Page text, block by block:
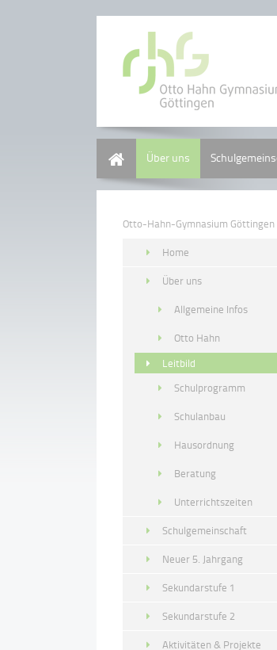
Über uns
Otto-Hahn-Gymnasium Göttingen
Home
Über uns
Allgemeine Infos
Otto Hahn
Leitbild
Schulprogramm
Schulanbau
Hausordnung
Beratung
Unterrichtszeiten
Schulgemeinschaft
Neuer 5. Jahrgang
Sekundarstufe 1
Sekundarstufe 2
Aktivitäten & Projekte